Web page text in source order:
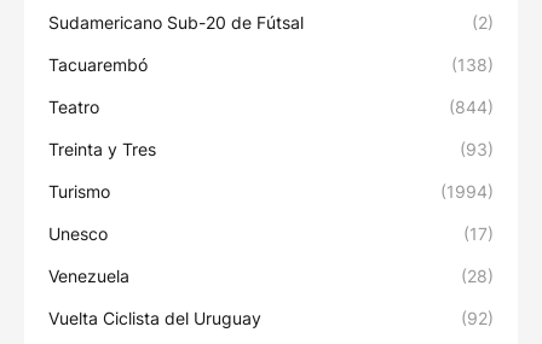
Sudamericano Sub-20 de Fútsal (2)
Tacuarembó (138)
Teatro (844)
Treinta y Tres (93)
Turismo (1994)
Unesco (17)
Venezuela (28)
Vuelta Ciclista del Uruguay (92)